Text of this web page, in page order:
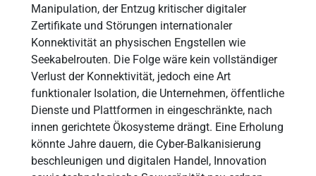
Manipulation, der Entzug kritischer digitaler
Zertifikate und Störungen internationaler
Konnektivität an physischen Engstellen wie
Seekabelrouten. Die Folge wäre kein vollständiger
Verlust der Konnektivität, jedoch eine Art
funktionaler Isolation, die Unternehmen, öffentliche
Dienste und Plattformen in eingeschränkte, nach
innen gerichtete Ökosysteme drängt. Eine Erholung
könnte Jahre dauern, die Cyber-Balkanisierung
beschleunigen und digitalen Handel, Innovation